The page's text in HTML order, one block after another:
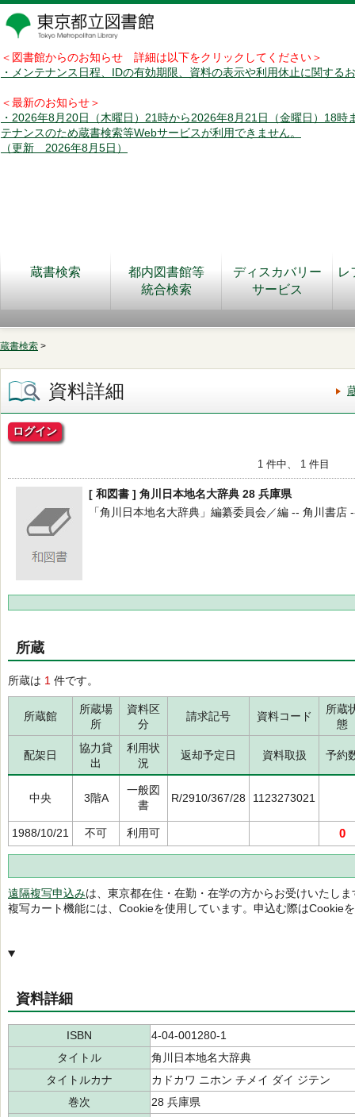
＜図書館からのお知らせ 詳細は以下をクリックしてください＞
・メンテナンス日程、IDの有効期限、資料の表示や利用休止に関する
＜最新のお知らせ＞
・2026年8月20日（木曜日）21時から2026年8月21日（金曜日）18時
テナンスのため蔵書検索等Webサービスが利用できません。
（更新 2026年8月5日）
蔵書検索
都内図書館等
統合検索
ディスカバリー
サービス
レ
蔵書検索 >
資料詳細
ログイン
1 件中、 1 件目
[ 和図書 ] 角川日本地名大辞典 28 兵庫県
「角川日本地名大辞典」編纂委員会／編 -- 角川書店
所蔵
所蔵は 1 件です。
所蔵館
所蔵場
所
資料区
分
請求記号 資料コード
所蔵
態
配架日
協力貸
出
利用状
況
返却予定日 資料取扱 予約
中央 3階A
一般図
書
R/2910/367/28 1123273021
1988/10/21 不可 利用可 0
遠隔複写申込みは、東京都在住・在勤・在学の方からお受けいたしま
複写カート機能には、Cookieを使用しています。申込む際はCookie
資料詳細
ISBN
4-04-001280-1
タイトル
角川日本地名大辞典
タイトルカナ
カドカワ ニホン チメイ ダイ ジテン
巻次
28 兵庫県